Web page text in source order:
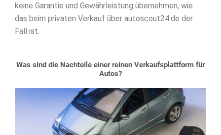
keine Garantie und Gewährleistung übernehmen, wie
das beim privaten Verkauf über autoscout24.de der
Fall ist.
Was sind die Nachteile einer reinen Verkaufsplattform für
Autos?